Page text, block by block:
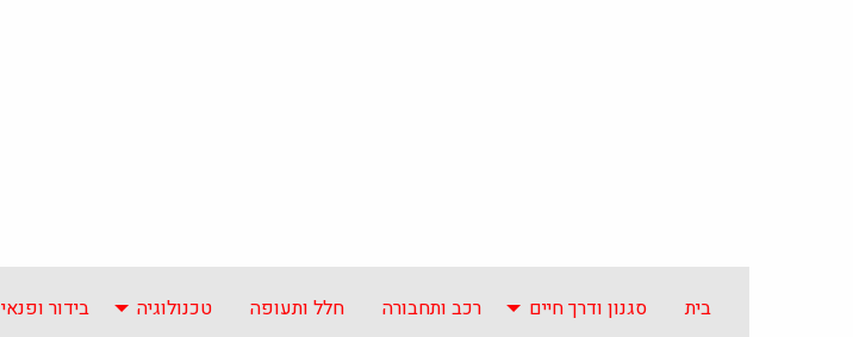
בית סגנון ודרך חיים רכב ותחבורה חלל ותעופה טכנולוגיה בידור ופנאי